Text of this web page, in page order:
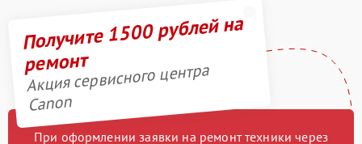
Получите 1500 рублей на
ремонт
Акция сервисного центра
Canon
При оформлении заявки на ремонт техники через